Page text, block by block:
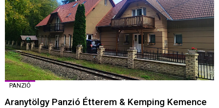
PANZIÓ
Aranytölgy Panzió Étterem & Kemping Kemence